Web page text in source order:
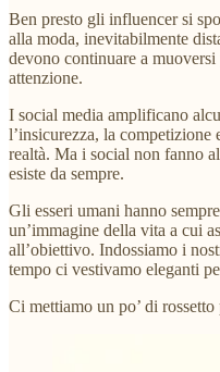
Ben presto gli influencer si
alla moda, inevitabilmente
devono continuare a
attenzione.
I social media amplificano
l’insicurezza, la competizione
realtà. Ma i social non fanno
esiste da sempre.
Gli esseri umani hanno
un’immagine della vita a cui
all’obiettivo. Indossiamo i
tempo ci vestivamo eleganti
Ci mettiamo un po’ di